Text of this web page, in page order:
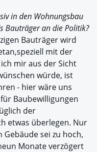
in den Wohnungsbau
Bauträger an die Politik?
Bauträger wird
mit der
mir aus der Sicht
würde, ist
- hier wäre uns
Baubewilligungen
der
etwas überlegen. Nur
sei zu hoch,
Monate verzögert